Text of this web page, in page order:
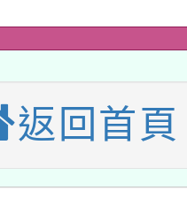
位及節水達
祈福系列
」
地景藝術
公告(無人
學行動站研
年度閱讀
業研習
工智慧
返回首頁